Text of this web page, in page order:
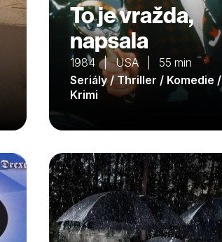
To je vražda,
napsala
1984 | USA | 55 min
Seriály / Thriller / Komedie /
Krimi